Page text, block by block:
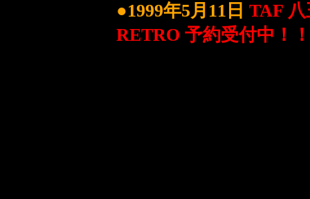
●1999年5月11日 TAF
RETRO 予約受付中！！